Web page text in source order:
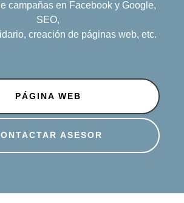
campañas en Facebook y Google,
SEO,
creación de páginas web, etc.
PÁGINA WEB
ASESOR